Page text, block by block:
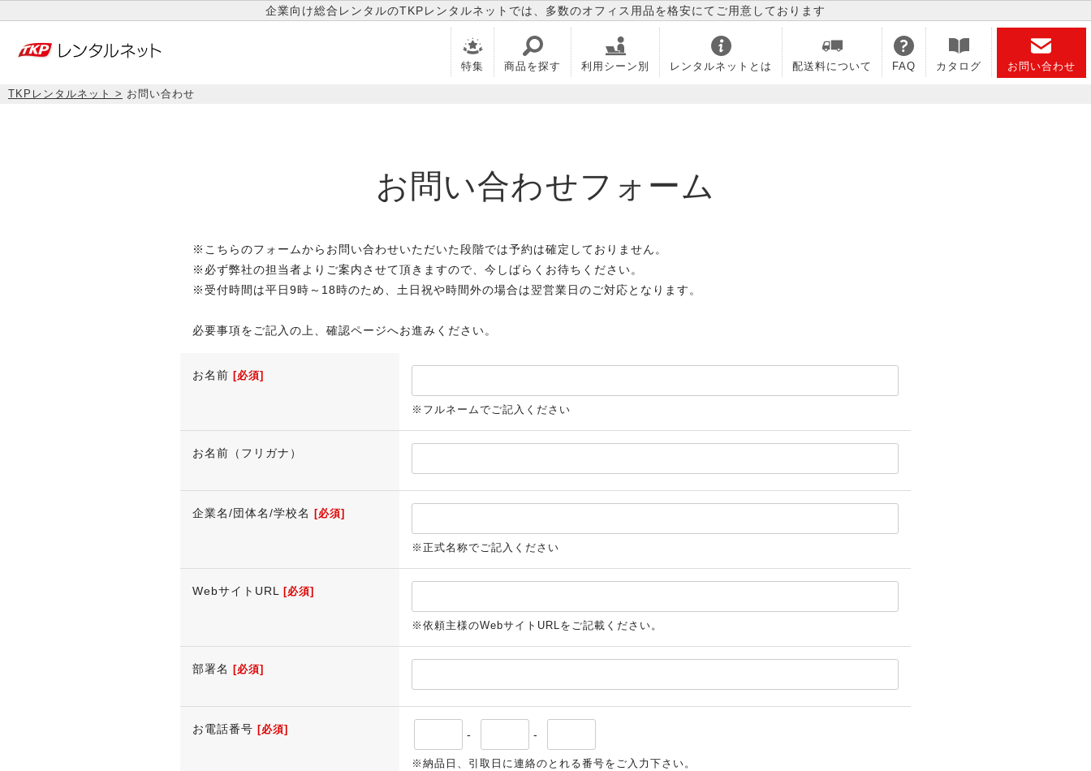
企業向け総合レンタルのTKPレンタルネットでは、多数のオフィス用品を格安にてご用意しております
特集 商品を探す 利用シーン別 レンタルネットとは 配送料について FAQ カタログ お問い合わせ
TKPレンタルネット お問い合わせ
お問い合わせフォーム
※こちらのフォームからお問い合わせいただいた段階では予約は確定しておりません。
※必ず弊社の担当者よりご案内させて頂きますので、今しばらくお待ちください。
※受付時間は平日9時～18時のため、土日祝や時間外の場合は翌営業日のご対応となります。
必要事項をご記入の上、確認ページへお進みください。
お名前 [必須]
※フルネームでご記入ください
お名前（フリガナ）
企業名/団体名/学校名 [必須]
※正式名称でご記入ください
WebサイトURL [必須]
※依頼主様のWebサイトURLをご記載ください。
部署名 [必須]
お電話番号 [必須] - -
※納品日、引取日に連絡のとれる番号をご入力下さい。